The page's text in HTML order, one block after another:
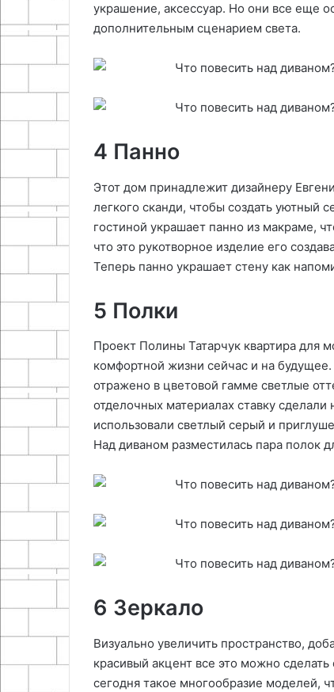
украшение, аксессуар. Но они все еще
дополнительным сценарием света.
4 Панно
Этот дом принадлежит дизайнеру
легкого сканди, чтобы создать уютный
гостиной украшает панно из макраме,
что это рукотворное изделие его
Теперь панно украшает стену как
5 Полки
Проект Полины Татарчук квартира для
комфортной жизни сейчас и на
отражено в цветовой гамме светлые
отделочных материалах ставку сделали
использовали светлый серый и
Над диваном разместилась пара полок
6 Зеркало
Визуально увеличить пространство,
красивый акцент все это можно
сегодня такое многообразие моделей,